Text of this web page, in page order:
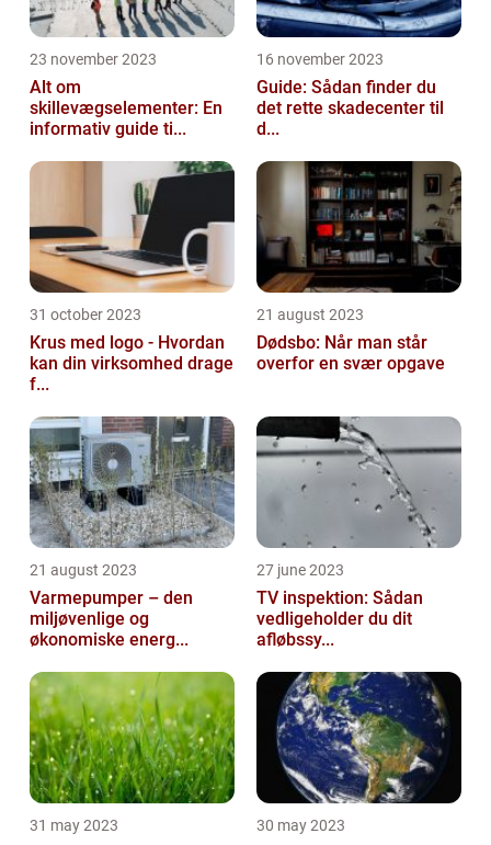
23 november 2023
Alt om
skillevægselementer: En
informativ guide ti...
16 november 2023
Guide: Sådan finder du
det rette skadecenter til
d...
31 october 2023
Krus med logo - Hvordan
kan din virksomhed drage
f...
21 august 2023
Dødsbo: Når man står
overfor en svær opgave
21 august 2023
Varmepumper – den
miljøvenlige og
økonomiske energ...
27 june 2023
TV inspektion: Sådan
vedligeholder du dit
afløbssy...
31 may 2023 30 may 2023